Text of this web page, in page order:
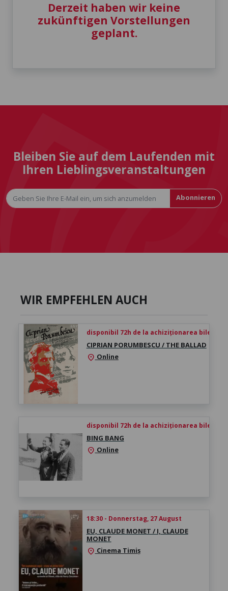
Derzeit haben wir keine
zukünftigen Vorstellungen
geplant.
Bleiben Sie auf dem Laufenden mit
Ihren Lieblingsveranstaltungen
Abonnieren
WIR EMPFEHLEN AUCH
disponibil 72h de la achiziționarea biletului
CIPRIAN PORUMBESCU / THE BALLAD
location_on Online
disponibil 72h de la achiziționarea biletului
BING BANG
location_on Online
18:30 - Donnerstag, 27 August
EU, CLAUDE MONET / I, CLAUDE
MONET
location_on Cinema Timiș